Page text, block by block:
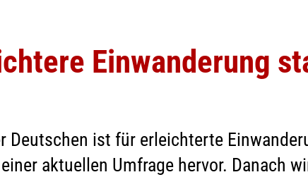
Einwanderung
Deutschen ist für erleichterte
aktuellen Umfrage hervor. Danach